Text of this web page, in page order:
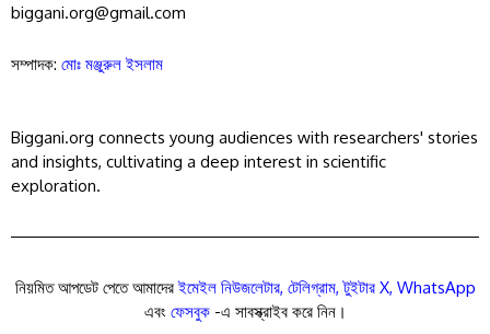
biggani.org@gmail.com
সম্পাদক: মোঃ মঞ্জুরুল ইসলাম
Biggani.org connects young audiences with researchers' stories
and insights, cultivating a deep interest in scientific
exploration.
নিয়মিত আপডেট পেতে আমাদেরইমেইল নিউজলেটার, টেলিগ্রাম,টুইটার X, WhatsApp
এবং ফেসবুক-এ সাবস্ক্রাইব করে নিন।